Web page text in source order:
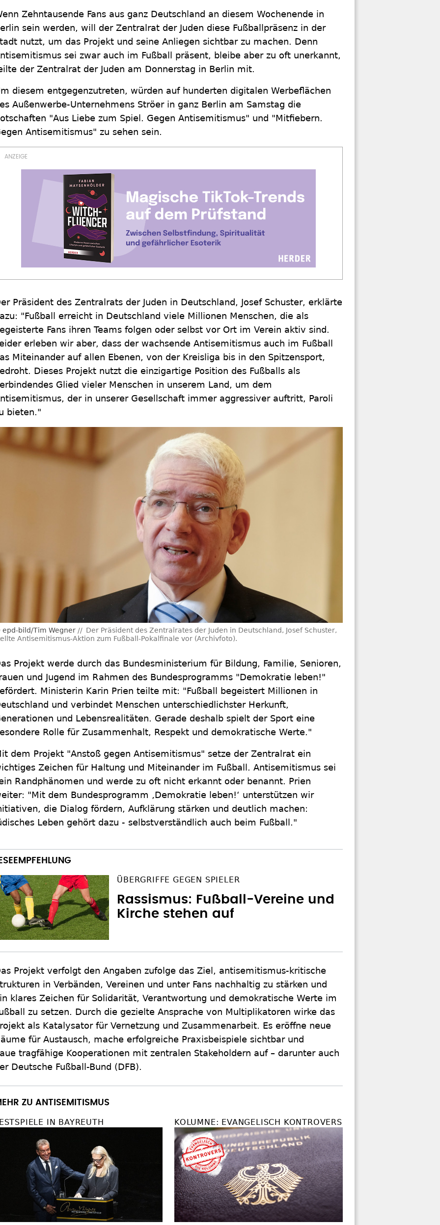
Zehntausende Fans aus ganz Deutschland an diesem Wochenende in
sein werden, will der Zentralrat der Juden diese Fußballpräsenz in der
nutzt, um das Projekt und seine Anliegen sichtbar zu machen. Denn
sei zwar auch im Fußball präsent, bleibe aber zu oft unerkannt,
der Zentralrat der Juden am Donnerstag in Berlin mit.
diesem entgegenzutreten, würden auf hunderten digitalen Werbeflächen
Außenwerbe-Unternehmens Ströer in ganz Berlin am Samstag die
"Aus Liebe zum Spiel. Gegen Antisemitismus" und "Mitfiebern.
Antisemitismus" zu sehen sein.
Präsident des Zentralrats der Juden in Deutschland, Josef Schuster, erklärte
"Fußball erreicht in Deutschland viele Millionen Menschen, die als
Fans ihren Teams folgen oder selbst vor Ort im Verein aktiv sind.
erleben wir aber, dass der wachsende Antisemitismus auch im Fußball
Miteinander auf allen Ebenen, von der Kreisliga bis in den Spitzensport,
Dieses Projekt nutzt die einzigartige Position des Fußballs als
Glied vieler Menschen in unserem Land, um dem
der in unserer Gesellschaft immer aggressiver auftritt, Paroli
bieten."
epd-bild/Tim Wegner
Der Präsident des Zentralrates der Juden in Deutschland, Josef Schuster,
Antisemitismus-Aktion zum Fußball-Pokalfinale vor (Archivfoto).
Projekt werde durch das Bundesministerium für Bildung, Familie, Senioren,
und Jugend im Rahmen des Bundesprogramms "Demokratie leben!"
Ministerin Karin Prien teilte mit: "Fußball begeistert Millionen in
und verbindet Menschen unterschiedlichster Herkunft,
und Lebensrealitäten. Gerade deshalb spielt der Sport eine
Rolle für Zusammenhalt, Respekt und demokratische Werte."
dem Projekt "Anstoß gegen Antisemitismus" setze der Zentralrat ein
Zeichen für Haltung und Miteinander im Fußball. Antisemitismus sei
Randphänomen und werde zu oft nicht erkannt oder benannt. Prien
"Mit dem Bundesprogramm ‚Demokratie leben!‘ unterstützen wir
die Dialog fördern, Aufklärung stärken und deutlich machen:
Leben gehört dazu - selbstverständlich auch beim Fußball."
ÜBERGRIFFE GEGEN SPIELER
Rassismus: Fußball-Vereine und
Kirche stehen auf
Projekt verfolgt den Angaben zufolge das Ziel, antisemitismus-kritische
in Verbänden, Vereinen und unter Fans nachhaltig zu stärken und
klares Zeichen für Solidarität, Verantwortung und demokratische Werte im
zu setzen. Durch die gezielte Ansprache von Multiplikatoren wirke das
als Katalysator für Vernetzung und Zusammenarbeit. Es eröffne neue
für Austausch, mache erfolgreiche Praxisbeispiele sichtbar und
tragfähige Kooperationen mit zentralen Stakeholdern auf – darunter auch
Deutsche Fußball-Bund (DFB).
ZU ANTISEMITISMUS
IN BAYREUTH KOLUMNE: EVANGELISCH KONTROVERS